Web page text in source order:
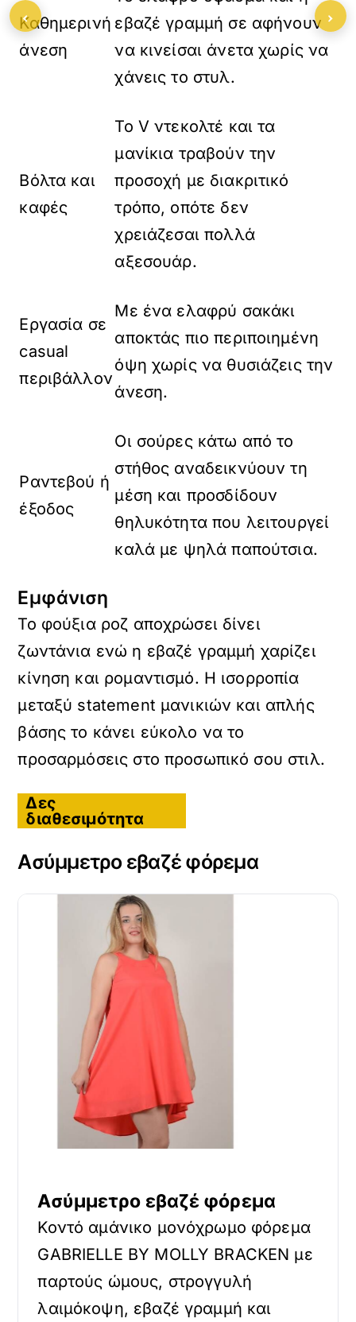
Καθημερινή
άνεση
εβαζέ γραμμή σε αφήνουν
να κινείσαι άνετα χωρίς να
χάνεις το στυλ.
Βόλτα και
καφές
Το V ντεκολτέ και τα
μανίκια τραβούν την
προσοχή με διακριτικό
τρόπο, οπότε δεν
χρειάζεσαι πολλά
αξεσουάρ.
Εργασία σε
casual
περιβάλλον
Με ένα ελαφρύ σακάκι
αποκτάς πιο περιποιημένη
όψη χωρίς να θυσιάζεις την
άνεση.
Ραντεβού ή
έξοδος
Οι σούρες κάτω από το
στήθος αναδεικνύουν τη
μέση και προσδίδουν
θηλυκότητα που λειτουργεί
καλά με ψηλά παπούτσια.
Εμφάνιση
Το φούξια ροζ αποχρώσει δίνει
ζωντάνια ενώ η εβαζέ γραμμή χαρίζει
κίνηση και ρομαντισμό. Η ισορροπία
μεταξύ statement μανικιών και απλής
βάσης το κάνει εύκολο να το
προσαρμόσεις στο προσωπικό σου στιλ.
Δες
διαθεσιμότητα
Ασύμμετρο εβαζέ φόρεμα
Ασύμμετρο εβαζέ φόρεμα
Κοντό αμάνικο μονόχρωμο φόρεμα
GABRIELLE BY MOLLY BRACKEN με
παρτούς ώμους, στρογγυλή
λαιμόκοψη, εβαζέ γραμμή και
‹ ›